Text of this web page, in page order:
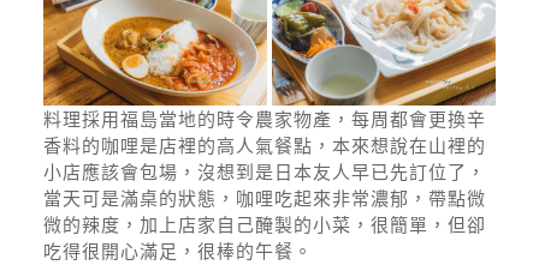
料理採用福島當地的時令農家物產，每周都會更換辛
香料的咖哩是店裡的高人氣餐點，本來想說在山裡的
小店應該會包場，沒想到是日本友人早已先訂位了，
當天可是滿桌的狀態，咖哩吃起來非常濃郁，帶點微
微的辣度，加上店家自己醃製的小菜，很簡單，但卻
吃得很開心滿足，很棒的午餐。